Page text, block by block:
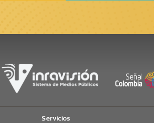
Servicios